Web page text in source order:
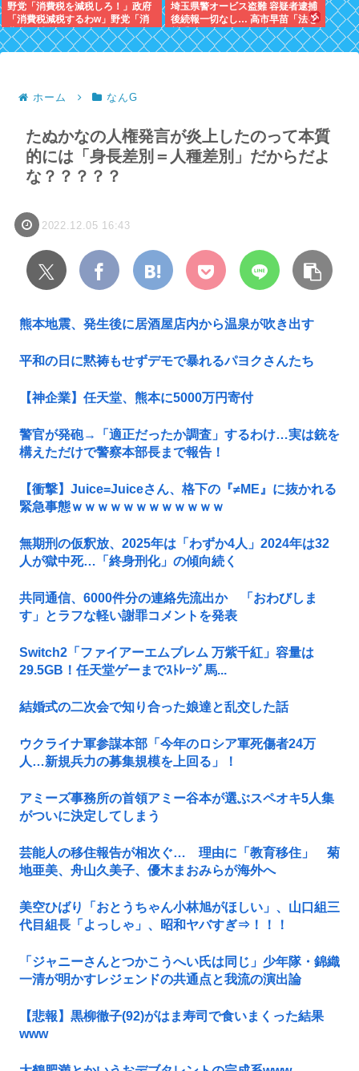
野党「消費税を減税しろ！」政府
「消費税減税するわw」野党「消
費税を減税するな！」
埼玉県警オービス盗難 容疑者逮捕
後続報一切なし… 高市早苗「法を
尊重わよ
ホーム なんG
たぬかなの人権発言が炎上したのって本質
的には「身長差別＝人種差別」だからだよ
な？？？？？
2022.12.05 16:43
熊本地震、発生後に居酒屋店内から温泉が吹き出す
平和の日に黙祷もせずデモで暴れるパヨクさんたち
【神企業】任天堂、熊本に5000万円寄付
警官が発砲→「適正だったか調査」するわけ…実は銃を
構えただけで警察本部長まで報告！
【衝撃】Juice=Juiceさん、格下の『≠ME』に抜かれる
緊急事態ｗｗｗｗｗｗｗｗｗｗｗｗ
無期刑の仮釈放、2025年は「わずか4人」2024年は32
人が獄中死…「終身刑化」の傾向続く
共同通信、6000件分の連絡先流出か 「おわびしま
す」とラフな軽い謝罪コメントを発表
Switch2「ファイアーエムブレム 万紫千紅」容量は
29.5GB！任天堂ゲーまでｽﾄﾚｰｼﾞ馬...
結婚式の二次会で知り合った娘達と乱交した話
ウクライナ軍参謀本部「今年のロシア軍死傷者24万
人…新規兵力の募集規模を上回る」！
アミーズ事務所の首領アミー谷本が選ぶスペオキ5人集
がついに決定してしまう
芸能人の移住報告が相次ぐ… 理由に「教育移住」 菊
地亜美、舟山久美子、優木まおみらが海外へ
美空ひばり「おとうちゃん小林旭がほしい」、山口組三
代目組長「よっしゃ」、昭和ヤバすぎ⇒！！！
「ジャニーさんとつかこうへい氏は同じ」少年隊・錦織
一清が明かすレジェンドの共通点と我流の演出論
【悲報】黒柳徹子(92)がはま寿司で食いまくった結果
www